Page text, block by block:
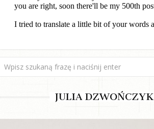
JULIA DZWOŃCZYK